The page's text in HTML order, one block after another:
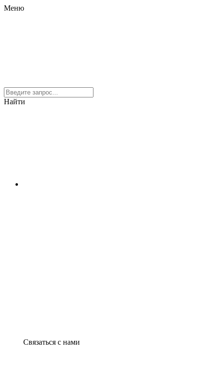
Меню
Найти
Связаться с нами